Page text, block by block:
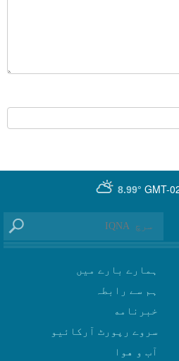
GMT-
8.99°
ہمارے بارے میں
ہم سے رابطہ
سروے رپورٹ آرکائیو
آب و هوا